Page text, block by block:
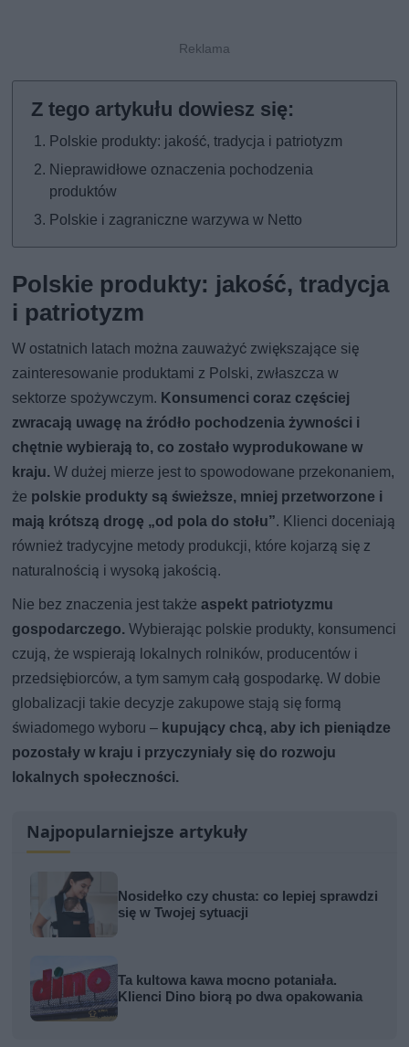
Polskie produkty: jakość, tradycja i patriotyzm
Nieprawidłowe oznaczenia pochodzenia
produktów
Polskie i zagraniczne warzywa w Netto
Polskie produkty: jakość, tradycja
i patriotyzm
W ostatnich latach można zauważyć zwiększające się
zainteresowanie produktami z Polski, zwłaszcza w
sektorze spożywczym. Konsumenci coraz częściej
zwracają uwagę na źródło pochodzenia żywności i
chętnie wybierają to, co zostało wyprodukowane w
kraju. W dużej mierze jest to spowodowane przekonaniem,
że polskie produkty są świeższe, mniej przetworzone i
mają krótszą drogę „od pola do stołu”. Klienci doceniają
również tradycyjne metody produkcji, które kojarzą się z
naturalnością i wysoką jakością.
Nie bez znaczenia jest takżeaspekt patriotyzmu
gospodarczego. Wybierając polskie produkty, konsumenci
czują, że wspierają lokalnych rolników, producentów i
przedsiębiorców, a tym samym całą gospodarkę. W dobie
globalizacji takie decyzje zakupowe stają się formą
świadomego wyboru – kupujący chcą, aby ich pieniądze
pozostały w kraju i przyczyniały się do rozwoju
lokalnych społeczności.
Najpopularniejsze artykuły
Nosidełko czy chusta: co lepiej sprawdzi
się w Twojej sytuacji
Ta kultowa kawa mocno potaniała.
Klienci Dino biorą po dwa opakowania